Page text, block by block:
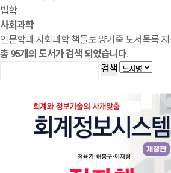
법학
사회과학
인문학과 사회과학 책들로 양가죽 도서목록
총 95개의 도서가 검색 되었습니다.
검색